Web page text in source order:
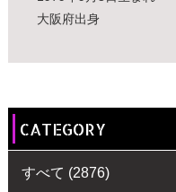
大阪府出身
CATEGORY
すべて (2876)